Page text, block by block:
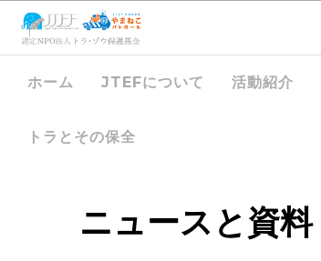
ホーム JTEFについて 活動紹介
トラとその保全
ニュースと資料